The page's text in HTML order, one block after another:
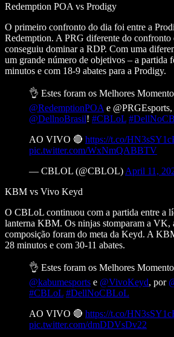
Redemption POA vs Prodigy
O primeiro confronto do dia foi entre a
Redemption. A PRG diferente do
conseguiu dominar a RDP. Com uma
um grande número de objetivos – a partida
minutos e com 18-9 abates para a Prodigy.
👌 Estes foram os Melhores
@RedemptionPOA e
@DellnoBrasil! #CBLoL
AO VIVO 🔴 https://t.co/
pic.twitter.com/WxNmQABBTV
— CBLOL (@CBLOL) April 11,
KBM vs Vivo Keyd
O CBLoL continuou com a partida entre a
lanterna KBM. Os ninjas stomparam a VK,
composição foram do meta da Keyd. A
28 minutos e com 30-11 abates.
👌 Estes foram os Melhores
@kabumesports e @VivoKeyd, por
#CBLoL #DellNoCBLoL
AO VIVO 🔴 https://t.co/
pic.twitter.com/dmDDVsDv22